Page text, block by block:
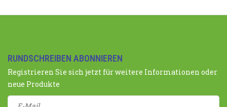
RUNDSCHREIBEN ABONNIEREN
Registrieren Sie sich jetzt für weitere Informationen oder
neue Produkte